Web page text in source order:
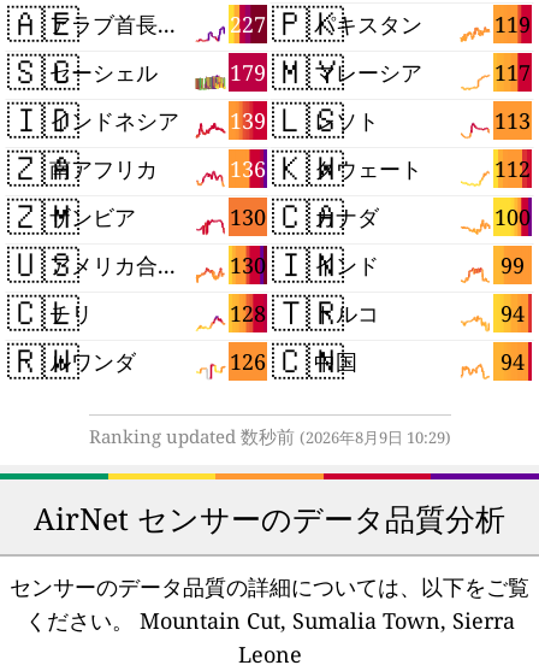
🇦🇪 227
アラブ首長国連邦
🇸🇨 179
セーシェル
🇮🇩 139
インドネシア
🇿🇦 136
南アフリカ
🇿🇲 130
ザンビア
🇺🇸 130
アメリカ合衆国
🇨🇱 128
チリ
🇷🇼 126
ルワンダ
🇵🇰 119
パキスタン
🇲🇾 117
マレーシア
🇱🇸 113
レソト
🇰🇼 112
クウェート
🇨🇦 100
カナダ
🇮🇳 99
インド
🇹🇷 94
トルコ
🇨🇳 94
中国
Ranking updated 数秒前 (2026年8月9日 10:29)
AirNet センサーのデータ品質分析
センサーのデータ品質の詳細については、以下をご覧
ください。
Mountain Cut, Sumalia Town, Sierra
Leone